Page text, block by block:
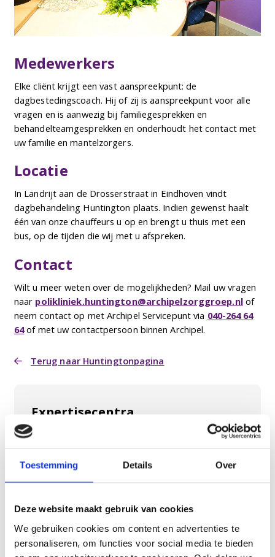
Toestemming Details Over
Deze website maakt gebruik van cookies
We gebruiken cookies om content en advertenties te
personaliseren, om functies voor social media te bieden
Expertisecentra
REC Huntington
Expertteam Huntington
Polikliniek Huntington
Dagbehandeling Huntington
Medewerkers
Elke cliënt krijgt een vast aanspreekpunt: de
dagbestedingscoach. Hij of zij is aanspreekpunt voor alle
vragen en is aanwezig bij familiegesprekken en
behandelteamgesprekken en onderhoudt het contact met
uw familie en mantelzorgers.
Locatie
In Landrijt aan de Drosserstraat in Eindhoven vindt
dagbehandeling Huntington plaats. Indien gewenst haalt
één van onze chauffeurs u op en brengt u thuis met een
bus, op de tijden die wij met u afspreken.
Contact
Wilt u meer weten over de mogelijkheden? Mail uw vragen
naar polikliniek.huntington@archipelzorggroep.nlof
neem contact op met Archipel Servicepunt via 040-264 64
64of met uw contactpersoon binnen Archipel.
Terug naar Huntingtonpagina